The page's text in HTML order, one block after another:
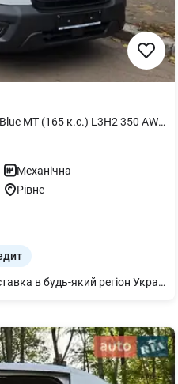
MT (165 к.с.) L3H2 350 AWD
Механічна
Рівне
Авто 2026 року В наявності Поставка в будь-який регіон України Вигідні умови фінансування